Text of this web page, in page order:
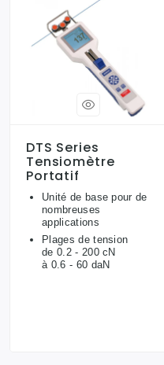
DTS Series
Tensiomètre
Portatif
Unité de base pour de
nombreuses
applications
Plages de tension
de 0.2 - 200 cN
à 0.6 - 60 daN